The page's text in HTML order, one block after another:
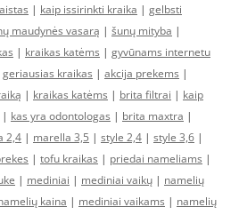
| kaip issirinkti kraika | gelbsti
maudynės vasarą | šunų mityba |
| kraikas katėms | gyvūnams internetu
geriausias kraikas | akcija prekems |
| kraikas katėms | brita filtrai | kaip
| kas yra odontologas | brita maxtra |
2,4 | marella 3,5 | style 2,4 | style 3,6 |
| tofu kraikas | priedai nameliams |
| mediniai | mediniai vaikų | namelių
kaina | mediniai vaikams | namelių